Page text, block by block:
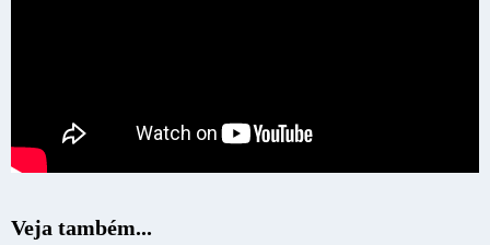
Veja também...